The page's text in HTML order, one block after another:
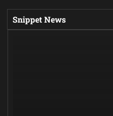
Snippet News